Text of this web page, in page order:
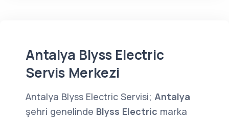
Antalya Blyss Electric
Servis Merkezi
Antalya Blyss Electric Servisi; Antalya
şehri genelinde Blyss Electric marka